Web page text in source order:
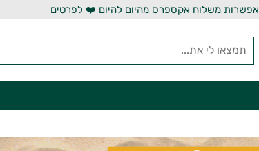
אפשרות משלוח אקספרס מהיום להיום ❤️ לפרטים